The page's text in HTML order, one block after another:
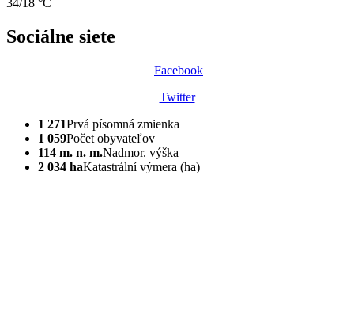
34/18 °C
Sociálne siete
Facebook
Twitter
1 271Prvá písomná zmienka
1 059Počet obyvateľov
114 m. n. m.Nadmor. výška
2 034 haKatastrální výmera (ha)